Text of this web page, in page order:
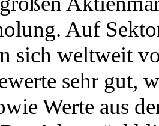
Auf
sich weltweit
sehr gut,
Werte aus